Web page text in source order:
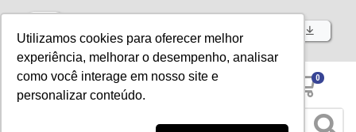
Utilizamos cookies para oferecer melhor
experiência, melhorar o desempenho, analisar
como você interage em nosso site e
personalizar conteúdo.
Baixe já nosso APP
0